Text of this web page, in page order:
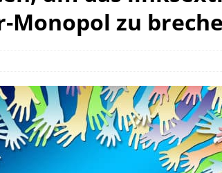
zu
der Wahl
einfliegen:
Die
halten die Wähler